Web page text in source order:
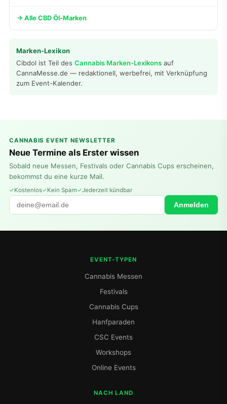
→ Alle CBD Öl-Marken
Marken-Lexikon
Cibdol ist Teil des Cannabis Marken-Lexikons auf
CannaMesse.de — redaktionell, werbefrei, mit Verknüpfung
zum Event-Kalender.
CANNABIS EVENT NEWSLETTER
Neue Termine als Erster wissen
Sobald neue Messen, Festivals oder Cannabis Cups erscheinen,
bekommst du eine kurze Mail.
Kostenlos Kein Spam Jederzeit kündbar
Anmelden
EVENT-TYPEN
Cannabis Messen
Festivals
Cannabis Cups
Hanfparaden
CSC Events
Workshops
Online Events
NACH LAND